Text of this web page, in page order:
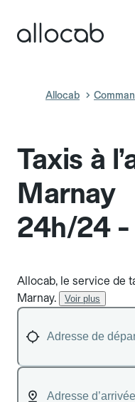
Allocab
Taxis à
Marnay
24h/24
Allocab, le service de
Marnay.
Voir plus